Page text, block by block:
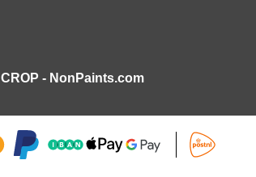
CROP - NonPaints.com